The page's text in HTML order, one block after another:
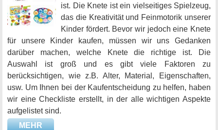
ist. Die Knete ist ein vielseitiges Spielzeug,
das die Kreativität und Feinmotorik unserer
Kinder fördert. Bevor wir jedoch eine Knete
für unsere Kinder kaufen, müssen wir uns Gedanken
darüber machen, welche Knete die richtige ist. Die
Auswahl ist groß und es gibt viele Faktoren zu
berücksichtigen, wie z.B. Alter, Material, Eigenschaften,
usw. Um Ihnen bei der Kaufentscheidung zu helfen, haben
wir eine Checkliste erstellt, in der alle wichtigen Aspekte
aufgelistet sind.
MEHR